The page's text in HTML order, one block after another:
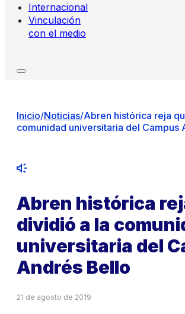
Internacional
Vinculación
con el medio
Inicio/Noticias/Abren histórica reja
comunidad universitaria del Campus
Abren histórica
dividió a la
universitaria del
Andrés Bello
21 de agosto de 2019